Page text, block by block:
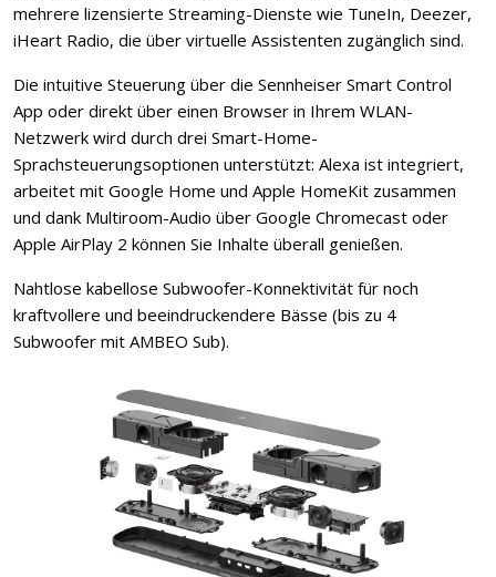
mehrere lizensierte Streaming-Dienste wie TuneIn, Deezer,
iHeart Radio, die über virtuelle Assistenten zugänglich sind.
Die intuitive Steuerung über die Sennheiser Smart Control
App oder direkt über einen Browser in Ihrem WLAN-
Netzwerk wird durch drei Smart-Home-
Sprachsteuerungsoptionen unterstützt: Alexa ist integriert,
arbeitet mit Google Home und Apple HomeKit zusammen
und dank Multiroom-Audio über Google Chromecast oder
Apple AirPlay 2 können Sie Inhalte überall genießen.
Nahtlose kabellose Subwoofer-Konnektivität für noch
kraftvollere und beeindruckendere Bässe (bis zu 4
Subwoofer mit AMBEO Sub).